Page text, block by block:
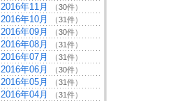
2016年11月 （30件）
2016年10月 （31件）
2016年09月 （30件）
2016年08月 （31件）
2016年07月 （31件）
2016年06月 （30件）
2016年05月 （31件）
2016年04月 （31件）